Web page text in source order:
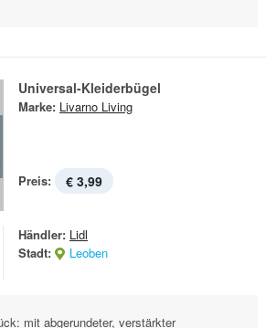
Universal-Kleiderbügel
Marke: Livarno Living
Preis: € 3,99
Händler: Lidl
Stadt:
Leoben
mit abgerundeter, verstärkter